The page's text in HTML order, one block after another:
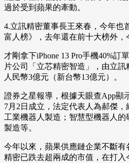
過於受到蘋果的牽動。
4.立訊精密董事長王來春，今年也
富人榜》，去年還在前十大榜外，
才剛拿下iPhone 13 Pro手機40%訂
片公司「立芯精密智造」，由立
人民幣3億元（新台幣13億元）。
證券之星報導，根據天眼查App顯
7月2日成立，法定代表人為郝傑，
工業機器人製造；智慧型機器人
製造等。
今年以來，蘋果供應鏈企業不斷
精密已跌去超兩成的市值，在打入